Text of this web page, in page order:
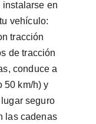
instalarse en
vehículo:
tracción
de tracción
conduce a
50 km/h) y
seguro
las cadenas